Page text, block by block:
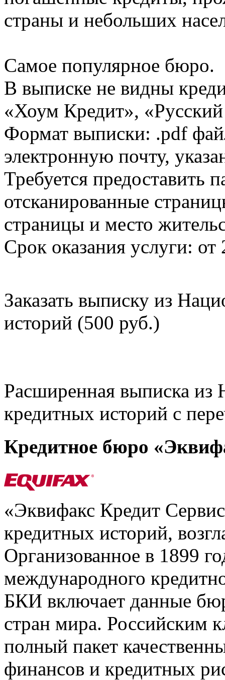
страны и небольших
Самое популярное бюро.
В выписке не видны
«Хоум Кредит»,
Формат выписки: .pdf
электронную почту,
Требуется предоставить
отсканированные
страницы и место
Срок оказания услуги: от
Заказать выписку из
историй (500 руб.)
Расширенная выписка из
кредитных историй с
Кредитное бюро
«Эквифакс Кредит
кредитных историй,
Организованное в 1899
международного
БКИ включает данные
стран мира. Российским
полный пакет
финансов и кредитных